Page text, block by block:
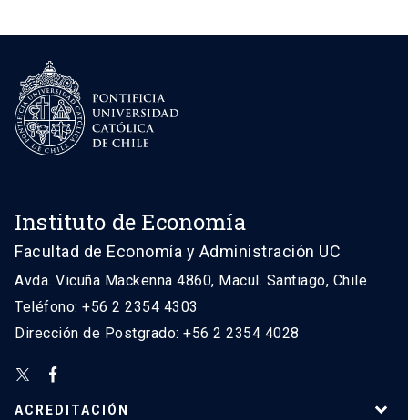
Instituto de Economía
Facultad de Economía y Administración UC
Avda. Vicuña Mackenna 4860, Macul. Santiago, Chile
Teléfono: +56 2 2354 4303
Dirección de Postgrado: +56 2 2354 4028
ACREDITACIÓN